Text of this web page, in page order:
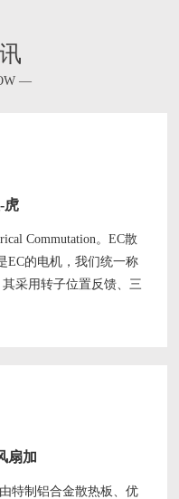
—
虎
Commutation。EC散
EC的电机，我们统一称
采用转子位置反馈、三
扇加
特制铝合金散热板、优